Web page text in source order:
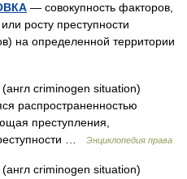
— совокупность факторов,
росту преступности
на определенной территории
criminogen situation)
распространенностью
преступления,
…
Энциклопедия права
criminogen situation)